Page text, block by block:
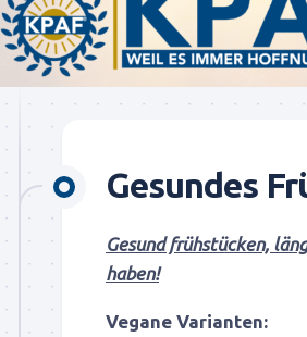
Gesundes
Gesund frühstücken,
haben!
Vegane Varianten: